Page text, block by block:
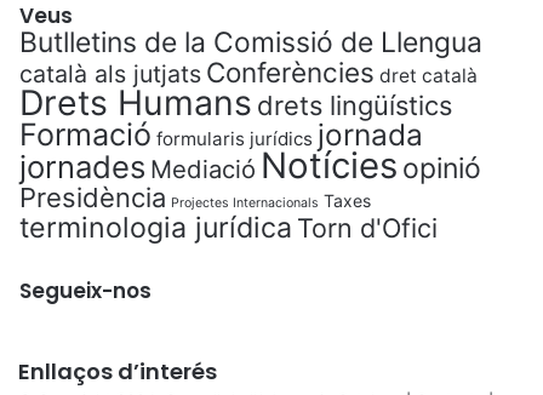
Veus
Butlletins de la Comissió de Llengua
català als jutjats Conferències dret català
Drets Humans drets lingüístics
Formació formularis jurídics jornada
jornades Mediació Notícies opinió
Presidència Projectes Internacionals Taxes
terminologia jurídica Torn d'Ofici
Segueix-nos
Enllaços d’interés